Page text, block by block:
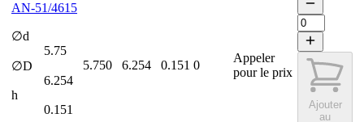
AN-51/4615
∅d
5.75
∅D
6.254
h
0.151
5.750 6.254 0.151 0
Appeler
pour le prix
Ajouter
au